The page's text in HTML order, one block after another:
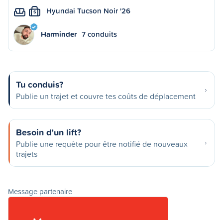
S Hyundai Tucson Noir '26
Harminder 7 conduits
Tu conduis?
Publie un trajet et couvre tes coûts de déplacement
Besoin d'un lift?
Publie une requête pour être notifié de nouveaux
trajets
Message partenaire